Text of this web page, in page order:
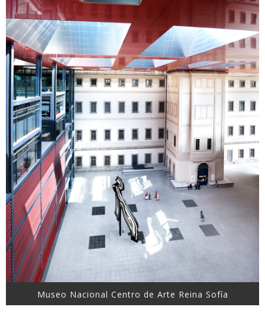
Museo Nacional Centro de Arte Reina Sofía